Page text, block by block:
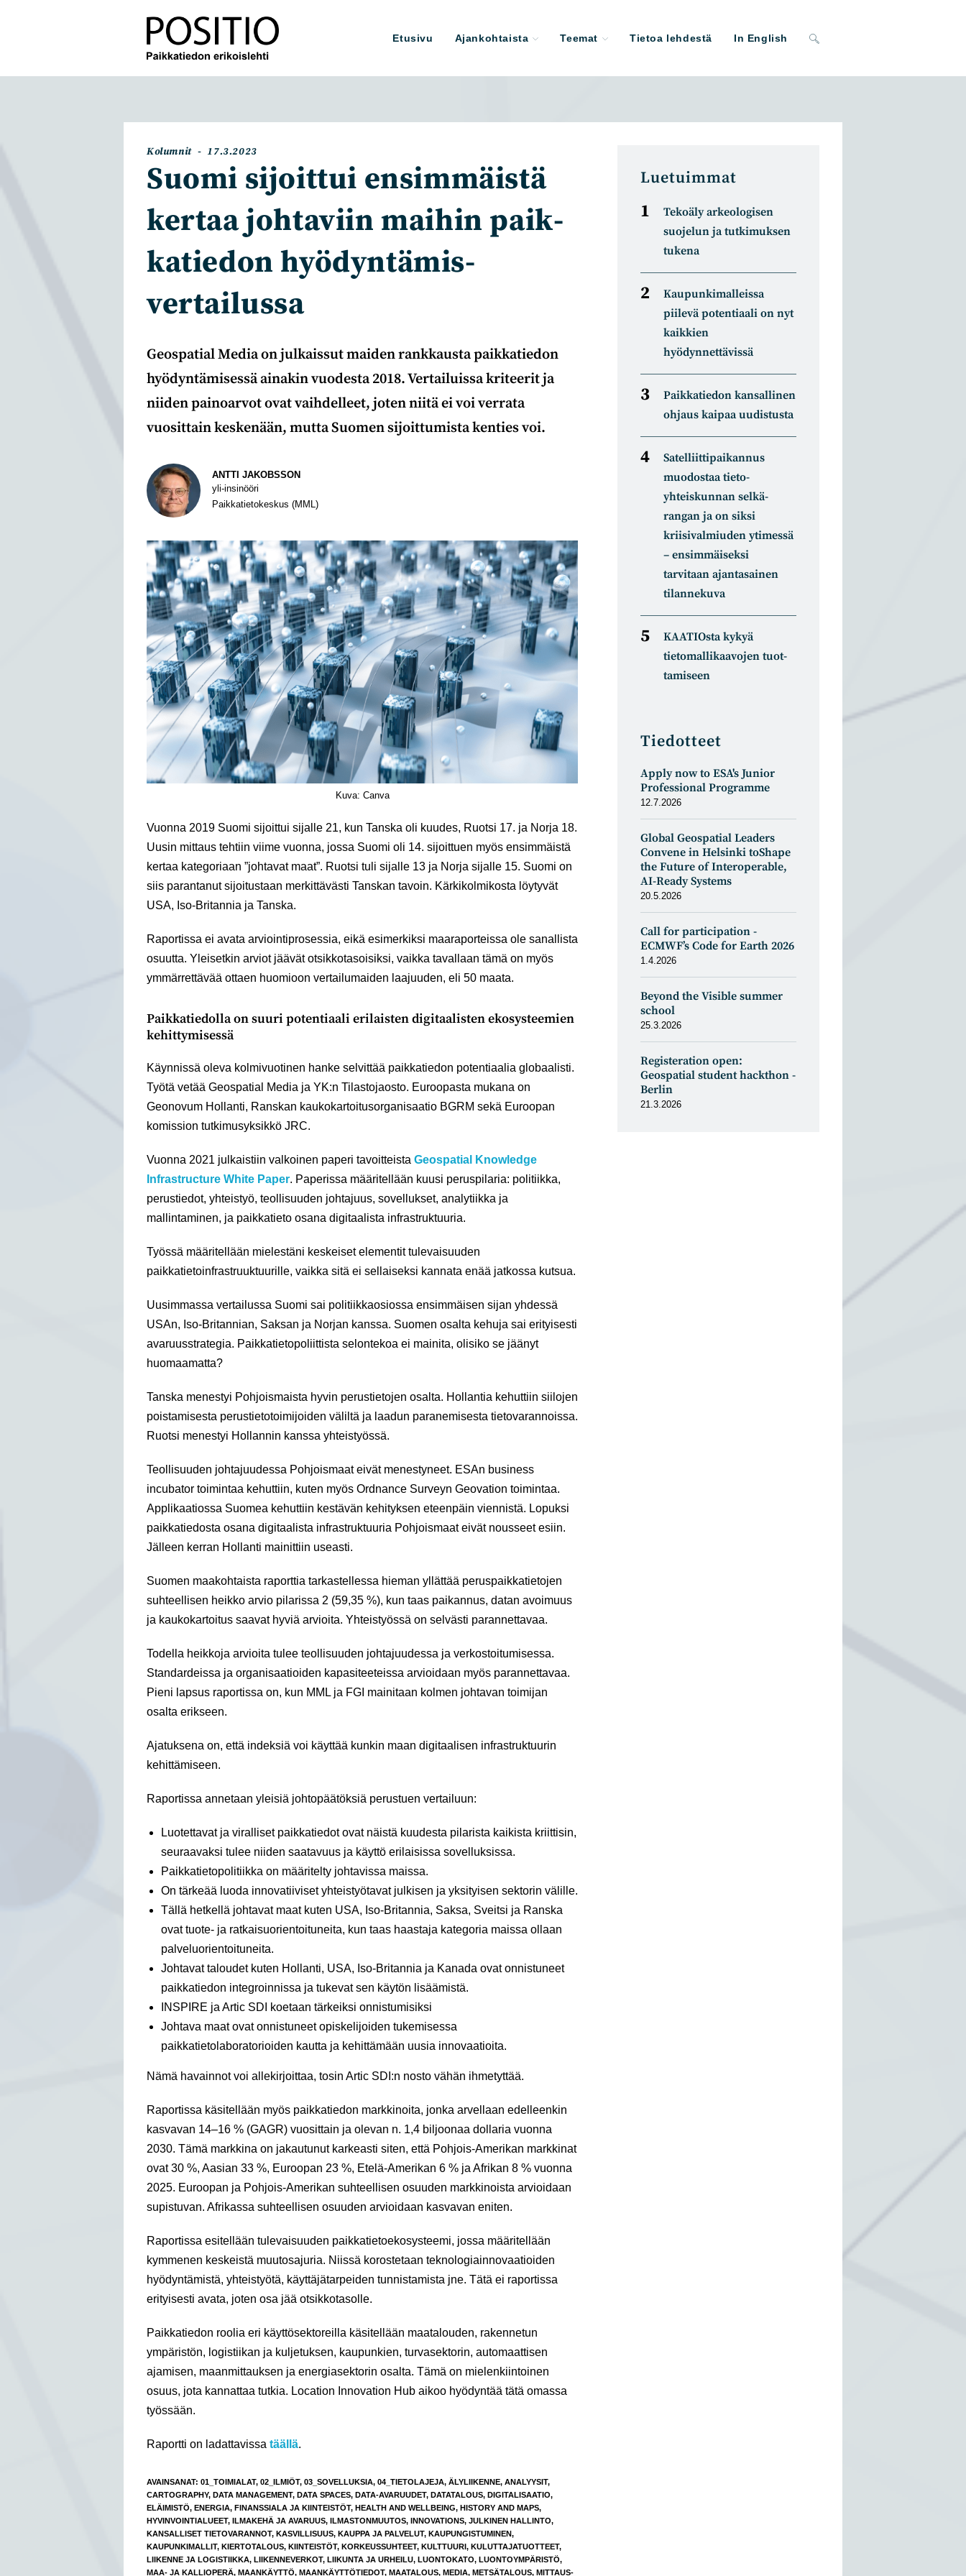
Etusivu Ajankohtaista Teemat Tietoa lehdestä In English Toggle
Artikkelin
kategoria:
Kolumnit
Artikkeli
julkaistu:
17.3.2023
Suomi sijoittui ensim­mäistä
kertaa johtaviin maihin paik­
katiedon hyödyntämis­
vertailussa
Geospatial Media on julkaissut maiden rankkausta paikkatiedon
hyödyntämisessä ainakin vuodesta 2018. Vertailuissa kriteerit ja
niiden painoarvot ovat vaihdelleet, joten niitä ei voi verrata
vuosittain keskenään, mutta Suomen sijoittumista kenties voi.
Kirjoittaja
ANTTI JAKOBSSON
yli-insinööri
Paikkatietokeskus (MML)
Kuva: Canva
Vuonna 2019 Suomi sijoittui sijalle 21, kun Tanska oli kuudes, Ruotsi 17. ja Norja 18.
Uusin mittaus tehtiin viime vuonna, jossa Suomi oli 14. sijoittuen myös ensimmäistä
kertaa kategoriaan ”johtavat maat”. Ruotsi tuli sijalle 13 ja Norja sijalle 15. Suomi on
siis parantanut sijoitustaan merkittävästi Tanskan tavoin. Kärkikolmikosta löytyvät
USA, Iso-Britannia ja Tanska.
Raportissa ei avata arviointiprosessia, eikä esimerkiksi maaraporteissa ole sanallista
osuutta. Yleisetkin arviot jäävät otsikkotasoisiksi, vaikka tavallaan tämä on myös
ymmärrettävää ottaen huomioon vertailumaiden laajuuden, eli 50 maata.
Paikkatiedolla on suuri potentiaali erilaisten digitaalisten ekosysteemien
kehittymisessä
Käynnissä oleva kolmivuotinen hanke selvittää paikkatiedon potentiaalia globaalisti.
Työtä vetää Geospatial Media ja YK:n Tilastojaosto. Euroopasta mukana on
Geonovum Hollanti, Ranskan kaukokartoitusorganisaatio BGRM sekä Euroopan
komission tutkimusyksikkö JRC.
Vuonna 2021 julkaistiin valkoinen paperi tavoitteista Geospatial Knowledge
Infrastructure White Paper. Paperissa määritellään kuusi peruspilaria: politiikka,
perustiedot, yhteistyö, teollisuuden johtajuus, sovellukset, analytiikka ja
mallintaminen, ja paikkatieto osana digitaalista infrastruktuuria.
Työssä määritellään mielestäni keskeiset elementit tulevaisuuden
paikkatietoinfrastruuktuurille, vaikka sitä ei sellaiseksi kannata enää jatkossa kutsua.
Uusimmassa vertailussa Suomi sai politiikkaosiossa ensimmäisen sijan yhdessä
USAn, Iso-Britannian, Saksan ja Norjan kanssa. Suomen osalta kehuja sai erityisesti
avaruusstrategia. Paikkatietopoliittista selontekoa ei mainita, olisiko se jäänyt
huomaamatta?
Tanska menestyi Pohjoismaista hyvin perustietojen osalta. Hollantia kehuttiin siilojen
poistamisesta perustietotoimijoiden väliltä ja laadun paranemisesta tietovarannoissa.
Ruotsi menestyi Hollannin kanssa yhteistyössä.
Teollisuuden johtajuudessa Pohjoismaat eivät menestyneet. ESAn business
incubator toimintaa kehuttiin, kuten myös Ordnance Surveyn Geovation toimintaa.
Applikaatiossa Suomea kehuttiin kestävän kehityksen eteenpäin viennistä. Lopuksi
paikkatiedosta osana digitaalista infrastruktuuria Pohjoismaat eivät nousseet esiin.
Jälleen kerran Hollanti mainittiin useasti.
Suomen maakohtaista raporttia tarkastellessa hieman yllättää peruspaikkatietojen
suhteellisen heikko arvio pilarissa 2 (59,35 %), kun taas paikannus, datan avoimuus
ja kaukokartoitus saavat hyviä arvioita. Yhteistyössä on selvästi parannettavaa.
Todella heikkoja arvioita tulee teollisuuden johtajuudessa ja verkostoitumisessa.
Standardeissa ja organisaatioiden kapasiteeteissa arvioidaan myös parannettavaa.
Pieni lapsus raportissa on, kun MML ja FGI mainitaan kolmen johtavan toimijan
osalta erikseen.
Ajatuksena on, että indeksiä voi käyttää kunkin maan digitaalisen infrastruktuurin
kehittämiseen.
Raportissa annetaan yleisiä johtopäätöksiä perustuen vertailuun:
Luotettavat ja viralliset paikkatiedot ovat näistä kuudesta pilarista kaikista kriittisin,
seuraavaksi tulee niiden saatavuus ja käyttö erilaisissa sovelluksissa.
Paikkatietopolitiikka on määritelty johtavissa maissa.
On tärkeää luoda innovatiiviset yhteistyötavat julkisen ja yksityisen sektorin välille.
Tällä hetkellä johtavat maat kuten USA, Iso-Britannia, Saksa, Sveitsi ja Ranska
ovat tuote- ja ratkaisuorientoituneita, kun taas haastaja kategoria maissa ollaan
palveluorientoituneita.
Johtavat taloudet kuten Hollanti, USA, Iso-Britannia ja Kanada ovat onnistuneet
paikkatiedon integroinnissa ja tukevat sen käytön lisäämistä.
INSPIRE ja Artic SDI koetaan tärkeiksi onnistumisiksi
Johtava maat ovat onnistuneet opiskelijoiden tukemisessa
paikkatietolaboratorioiden kautta ja kehittämään uusia innovaatioita.
Nämä havainnot voi allekirjoittaa, tosin Artic SDI:n nosto vähän ihmetyttää.
Raportissa käsitellään myös paikkatiedon markkinoita, jonka arvellaan edelleenkin
kasvavan 14–16 % (GAGR) vuosittain ja olevan n. 1,4 biljoonaa dollaria vuonna
2030. Tämä markkina on jakautunut karkeasti siten, että Pohjois-Amerikan markkinat
ovat 30 %, Aasian 33 %, Euroopan 23 %, Etelä-Amerikan 6 % ja Afrikan 8 % vuonna
2025. Euroopan ja Pohjois-Amerikan suhteellisen osuuden markkinoista arvioidaan
supistuvan. Afrikassa suhteellisen osuuden arvioidaan kasvavan eniten.
Raportissa esitellään tulevaisuuden paikkatietoekosysteemi, jossa määritellään
kymmenen keskeistä muutosajuria. Niissä korostetaan teknologiainnovaatioiden
hyödyntämistä, yhteistyötä, käyttäjätarpeiden tunnistamista jne. Tätä ei raportissa
erityisesti avata, joten osa jää otsikkotasolle.
Paikkatiedon roolia eri käyttösektoreilla käsitellään maatalouden, rakennetun
ympäristön, logistiikan ja kuljetuksen, kaupunkien, turvasektorin, automaattisen
ajamisen, maanmittauksen ja energiasektorin osalta. Tämä on mielenkiintoinen
osuus, jota kannattaa tutkia. Location Innovation Hub aikoo hyödyntää tätä omassa
työssään.
Raportti on ladattavissa täällä.
AVAINSANAT: 01_TOIMIALAT, 02_ILMIÖT, 03_SOVELLUKSIA, 04_TIETOLAJEJA, ÄLYLIIKENNE, ANALYYSIT,
CARTOGRAPHY, DATA MANAGEMENT, DATA SPACES, DATA-AVARUUDET, DATATALOUS, DIGITALISAATIO,
ELÄIMISTÖ, ENERGIA, FINANSSIALA JA KIINTEISTÖT, HEALTH AND WELLBEING, HISTORY AND MAPS,
HYVINVOINTIALUEET, ILMAKEHÄ JA AVARUUS, ILMASTONMUUTOS, INNOVATIONS, JULKINEN HALLINTO,
KANSALLISET TIETOVARANNOT, KASVILLISUUS, KAUPPA JA PALVELUT, KAUPUNGISTUMINEN,
KAUPUNKIMALLIT, KIERTOTALOUS, KIINTEISTÖT, KORKEUSSUHTEET, KULTTUURI, KULUTTAJATUOTTEET,
LIIKENNE JA LOGISTIIKKA, LIIKENNEVERKOT, LIIKUNTA JA URHEILU, LUONTOKATO, LUONTOYMPÄRISTÖ,
MAA- JA KALLIOPERÄ, MAANKÄYTTÖ, MAANKÄYTTÖTIEDOT, MAATALOUS, MEDIA, METSÄTALOUS, MITTAUS-
Luetuimmat
Tekoäly arkeologisen
suojelun ja tutkimuksen
tukena
Kaupunkimalleissa
piilevä potentiaali on nyt
kaikkien
hyödynnettävissä
Paikkatiedon kansallinen
ohjaus kaipaa uudistusta
Satelliitti­paikannus
muodostaa tieto­
yhteiskunnan selkä­
rangan ja on siksi
kriisivalmiuden ytimessä
– ensimmäiseksi
tarvitaan ajantasainen
tilannekuva
KAATIOsta kykyä
tietomal­likaa­vojen tuot­
tamiseen
Tiedotteet
Apply now to ESA's Junior
Professional Programme
12.7.2026
Global Geospatial Leaders
Convene in Helsinki toShape
the Future of Interoperable,
AI-Ready Systems
20.5.2026
Call for participation -
ECMWF’s Code for Earth 2026
1.4.2026
Beyond the Visible summer
school
25.3.2026
Registeration open:
Geospatial student hackthon -
Berlin
21.3.2026